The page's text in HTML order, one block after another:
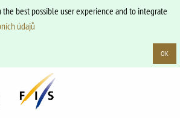
the best possible user experience and to integrate
údajů
OK